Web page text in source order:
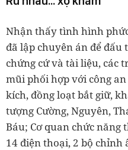
Nhận thấy tình hình
đã lập chuyên án để
chứng cứ và tài liệu, các
mũi phối hợp với công
kích, đồng loạt bắt giữ,
tượng Cường, Nguyên,
Báu; Cơ quan chức
14 điện thoại, 2 bộ chỉnh